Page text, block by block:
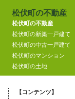
松伏町の不動産
松伏町の不動産
松伏町の新築一戸建て
松伏町の中古一戸建て
松伏町のマンション
松伏町の土地
【コンテンツ】